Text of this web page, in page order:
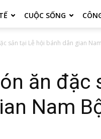
CUỘC SỐNG
sản tại Lễ hội bánh dân gian
ăn đặc
Nam